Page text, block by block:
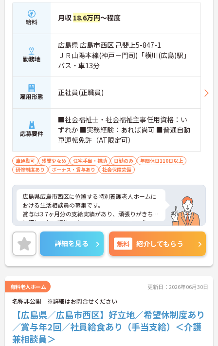
給料 月収 18.6万円～程度
勤務地
広島県 広島市西区 己斐上5-847-1
ＪＲ山陽本線(神戸－門司)「横川(広島)駅」
バス・車13分
雇用形態 正社員(正職員)
応募要件
■社会福祉士・社会福祉主事任用資格：い
ずれか ■実務経験：あれば尚可 ■普通自動
車運転免許（AT限定可）
車通勤可 残業少なめ 住宅手当・補助 日勤のみ
年間休日110日以上
研修制度あり
ボーナス・賞与あり 社会保険完備
広島県広島市西区に位置する特別養護老人ホームに
おける生活相談員の募集です。
賞与は3.7ヶ月分の支給実績があり、頑張りがきちん
と評価される環境です。モチベーションアップにつ
ながります。
ご興味のある方には、面接対策ポイントなど、さら
に詳細をご案内しますのでお気軽にご相談くださ
い！
詳細を見る 無料 紹介してもらう
有料老人ホーム 更新日：2026年06月30日
名称非公開 ※詳細はお問合せください
【広島県／広島市西区】好立地／希望休制度あり
／賞与年2回／社員給食あり（手当支給）＜介護
兼相談員＞